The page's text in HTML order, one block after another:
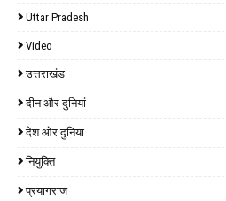
Uttar Pradesh
Video
उत्तराखंड
दीन और दुनियां
देश ओर दुनिया
नियुक्ति
प्रयागराज